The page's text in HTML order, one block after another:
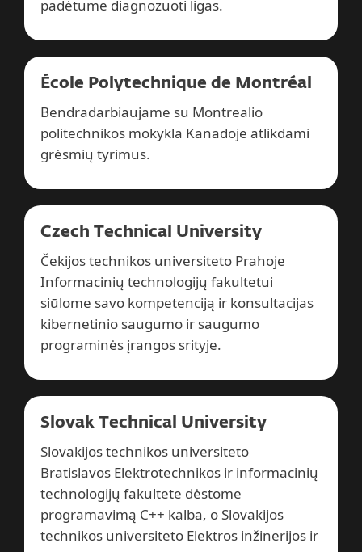
padėtume diagnozuoti ligas.
École Polytechnique de Montréal
Bendradarbiaujame su Montrealio
politechnikos mokykla Kanadoje atlikdami
grėsmių tyrimus.
Czech Technical University
Čekijos technikos universiteto Prahoje
Informacinių technologijų fakultetui
siūlome savo kompetenciją ir konsultacijas
kibernetinio saugumo ir saugumo
programinės įrangos srityje.
Slovak Technical University
Slovakijos technikos universiteto
Bratislavos Elektrotechnikos ir informacinių
technologijų fakultete dėstome
programavimą C++ kalba, o Slovakijos
technikos universiteto Elektros inžinerijos ir